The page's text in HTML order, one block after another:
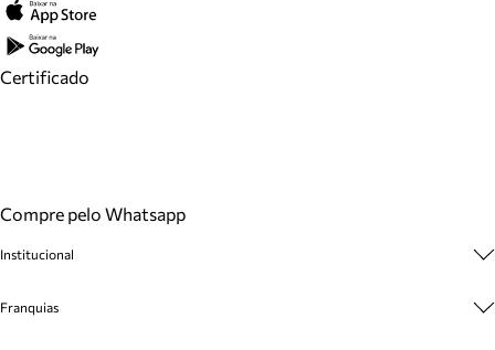
Certificado
Compre pelo Whatsapp
Institucional
Cashback
Franquias